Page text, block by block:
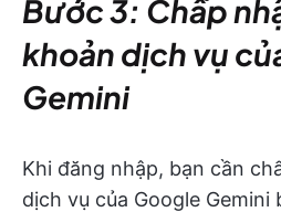
Bước 3: Chấp
khoản dịch vụ
Gemini
Khi đăng nhập, bạn cần
dịch vụ của Google